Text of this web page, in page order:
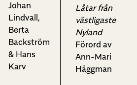
Johan
Lindvall,
Berta
Backström
& Hans
Karv
Låtar från
västligaste
Nyland
Förord av
Ann-Mari
Häggman